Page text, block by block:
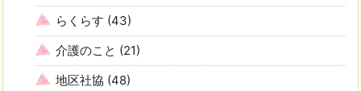
らくらす (43)
介護のこと (21)
地区社協 (48)